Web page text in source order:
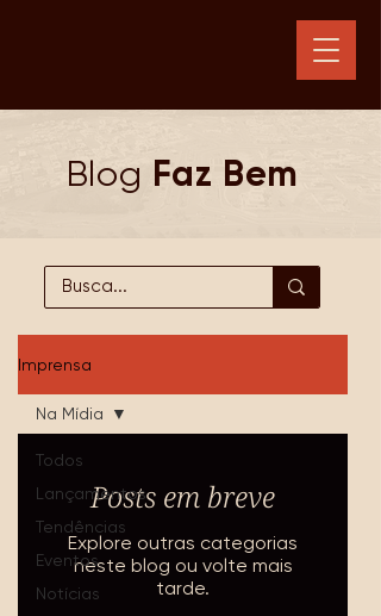
Blog Faz Bem
Imprensa
Todos
Lançamentos
Tendências
Eventos
Notícias
Na Mídia
Posts em breve
Explore outras categorias
neste blog ou volte mais
tarde.